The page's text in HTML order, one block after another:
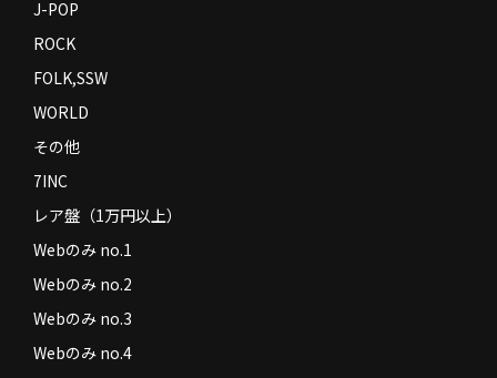
J-POP
ROCK
FOLK,SSW
WORLD
その他
7INC
レア盤（1万円以上）
Webのみ no.1
Webのみ no.2
Webのみ no.3
Webのみ no.4